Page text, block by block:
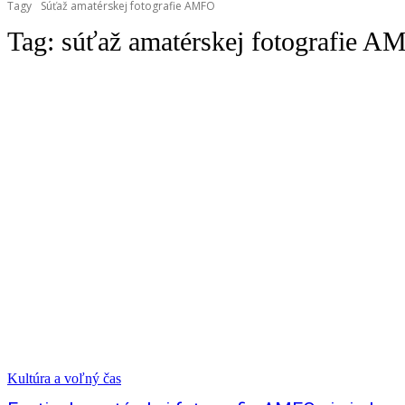
Tagy Súťaž amatérskej fotografie AMFO
Tag: súťaž amatérskej fotografie
Kultúra a voľný čas